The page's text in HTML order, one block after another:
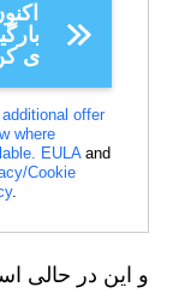
ی
offer
where
EULAand
Cookie
.
و این در حالی